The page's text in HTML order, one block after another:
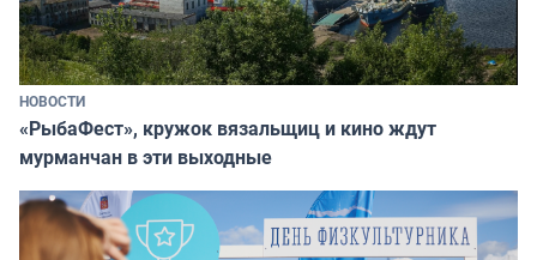
НОВОСТИ
«РыбаФест», кружок вязальщиц и кино ждут
мурманчан в эти выходные